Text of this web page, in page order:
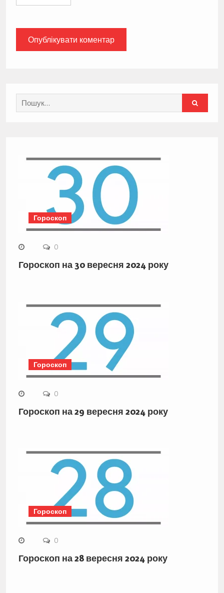
Search
for:
Гороскоп
0
Гороскоп на 30 вересня 2024 року
Гороскоп
0
Гороскоп на 29 вересня 2024 року
Гороскоп
0
Гороскоп на 28 вересня 2024 року